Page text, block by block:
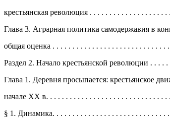
крестьянская революция . . . . . . . . . . . . . . . . . . .
Глава 3. Аграрная политика самодержавия в
общая оценка . . . . . . . . . . . . . . . . . . . . . . . . . . . . .
Раздел 2. Начало крестьянской революции . . . .
Глава 1. Деревня просыпается: крестьянское
начале ХХ в. . . . . . . . . . . . . . . . . . . . . . . . . . . . . .
§ 1. Динамика. . . . . . . . . . . . . . . . . . . . . . . . . . . . .